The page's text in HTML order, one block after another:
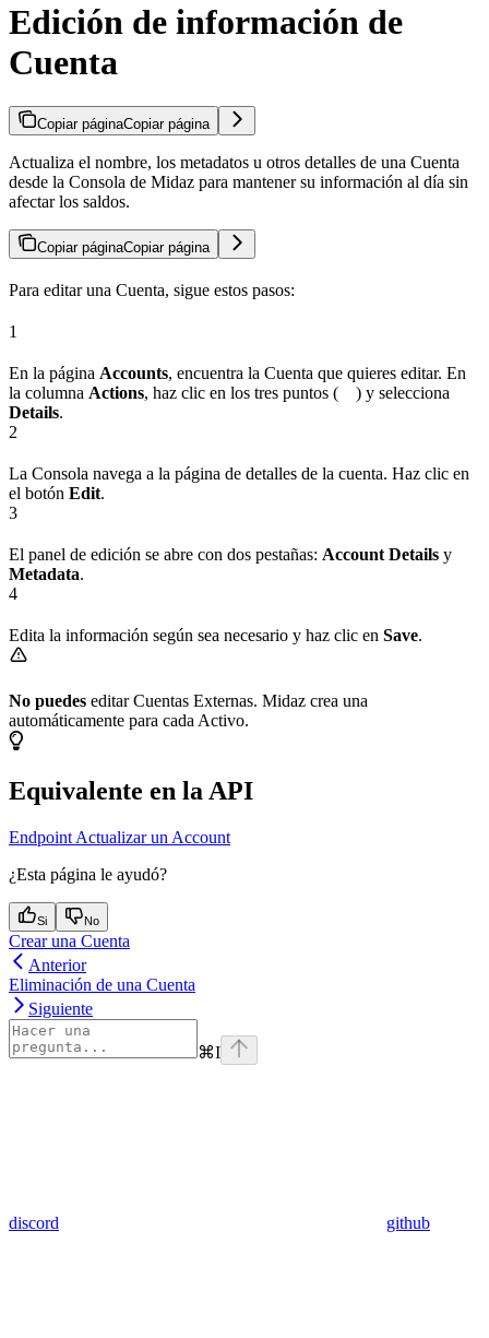
Edición de información de
Cuenta
Copiar páginaCopiar página
Actualiza el nombre, los metadatos u otros detalles de una Cuenta
desde la Consola de Midaz para mantener su información al día sin
afectar los saldos.
Copiar páginaCopiar página
Para editar una Cuenta, sigue estos pasos:
1
En la página Accounts, encuentra la Cuenta que quieres editar. En
la columna Actions, haz clic en los tres puntos (
) y selecciona
Details.
2
La Consola navega a la página de detalles de la cuenta. Haz clic en
el botón Edit.
3
El panel de edición se abre con dos pestañas: Account Details y
Metadata.
4
Edita la información según sea necesario y haz clic en Save.
No puedes editar Cuentas Externas. Midaz crea una
automáticamente para cada Activo.
Equivalente en la API
Endpoint Actualizar un Account
¿Esta página le ayudó?
Si No
Crear una Cuenta
Anterior
Eliminación de una Cuenta
Siguiente
⌘I
discord github